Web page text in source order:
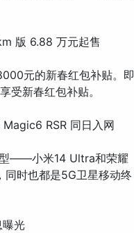
版 6.88 万元起售
元的新春红包补贴。即
受新春红包补贴。
RSR 同日入网
型——小米14 Ultra和荣耀
同时也都是5G卫星移动终
光